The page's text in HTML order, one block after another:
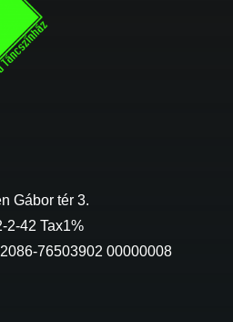
Gábor tér 3.
2-42 Tax1%
76503902 00000008